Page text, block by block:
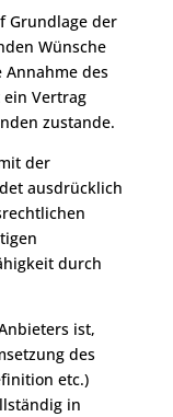
Grundlage der
Wünsche
des
Vertrag
zustande.
der
ausdrücklich
durch
ist,
des
etc.)
in